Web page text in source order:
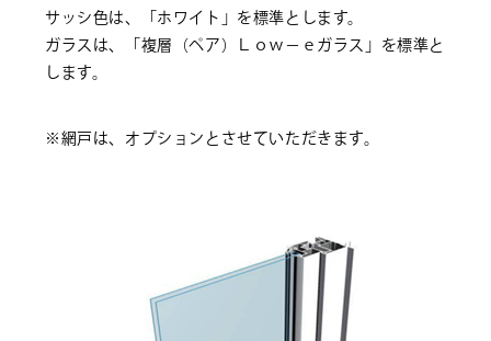
サッシ色は、「ホワイト」を標準とします。
ガラスは、「複層（ペア）Ｌｏｗ－ｅガラス」を標準と
します。
※網戸は、オプションとさせていただきます。